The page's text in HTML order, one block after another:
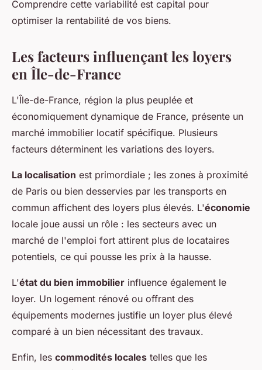
Comprendre cette variabilité est capital pour
optimiser la rentabilité de vos biens.
Les facteurs influençant les loyers
en Île-de-France
L'Île-de-France, région la plus peuplée et
économiquement dynamique de France, présente un
marché immobilier locatif spécifique. Plusieurs
facteurs déterminent les variations des loyers.
La localisation est primordiale ; les zones à proximité
de Paris ou bien desservies par les transports en
commun affichent des loyers plus élevés. L'économie
locale joue aussi un rôle : les secteurs avec un
marché de l'emploi fort attirent plus de locataires
potentiels, ce qui pousse les prix à la hausse.
L'état du bien immobilier influence également le
loyer. Un logement rénové ou offrant des
équipements modernes justifie un loyer plus élevé
comparé à un bien nécessitant des travaux.
Enfin, les commodités locales telles que les